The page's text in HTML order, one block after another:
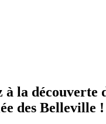
la découverte
des Belleville !